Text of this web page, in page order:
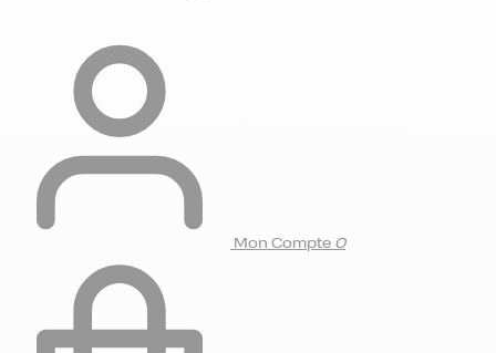
Mon Compte 0